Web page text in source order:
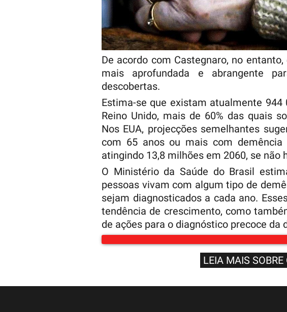
De acordo com Castegnaro, no
mais aprofundada e abrangente
descobertas.
Estima-se que existam atualmente
Reino Unido, mais de 60% das quais
Nos EUA, projecções semelhantes
com 65 anos ou mais com demência
atingindo 13,8 milhões em 2060, se não
O Ministério da Saúde do Brasil
pessoas vivam com algum tipo de
sejam diagnosticados a cada ano.
tendência de crescimento, como
de ações para o diagnóstico precoce da
LEIA MAIS SOBRE